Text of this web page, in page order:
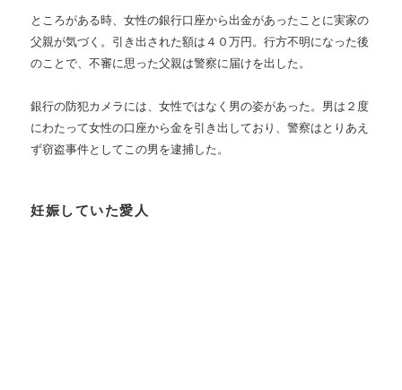
ところがある時、女性の銀行口座から出金があったことに実家の
父親が気づく。引き出された額は４０万円。行方不明になった後
のことで、不審に思った父親は警察に届けを出した。
銀行の防犯カメラには、女性ではなく男の姿があった。男は２度
にわたって女性の口座から金を引き出しており、警察はとりあえ
ず窃盗事件としてこの男を逮捕した。
妊娠していた愛人